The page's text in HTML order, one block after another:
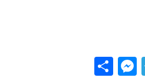
Telegram
Messenger